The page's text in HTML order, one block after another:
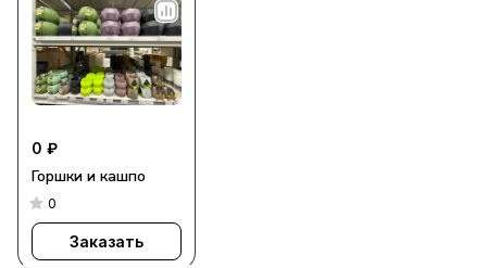
0 ₽
Горшки и кашпо
0
Заказать